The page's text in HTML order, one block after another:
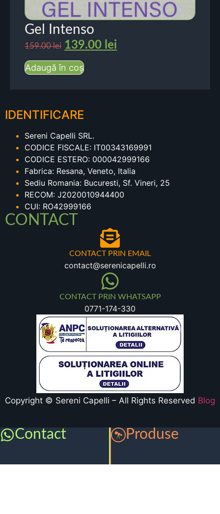
Gel Intenso
159.00lei 139.00 lei
Adaugă în coș
IDENTIFICARE
Sereni Capelli SRL.
CODICE FISCALE: IT00343169991
CODICE ESTERO: 000042999166
Fabrica: Resana, Veneto, Italia
Sediu Romania: Bucuresti, Sf. Vineri, 25
RECOM: J2020010944400
CUI: RO42999166
CONTACT
CONTACT PRIN EMAIL
contact@serenicapelli.ro
CONTACT PRIN WHATSAPP
0771-174-330
Copyright © Sereni Capelli – All Rights Reserved Blog
Contact Produse